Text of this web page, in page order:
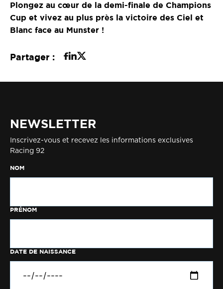
Plongez au cœur de la demi-finale de Champions
Cup et vivez au plus près la victoire des Ciel et
Blanc face au Munster !
Partager :
NEWSLETTER
Inscrivez-vous et recevez les informations exclusives
Racing 92
NOM
PRÉNOM
DATE DE NAISSANCE